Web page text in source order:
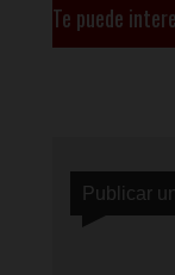
Te puede
Publicar